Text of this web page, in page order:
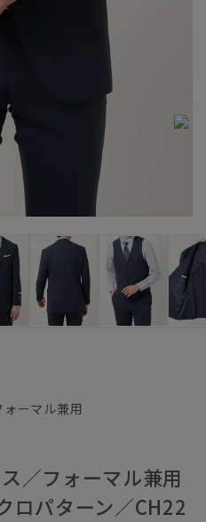
ーマル兼用
／フォーマル兼用
ロパターン／CH22